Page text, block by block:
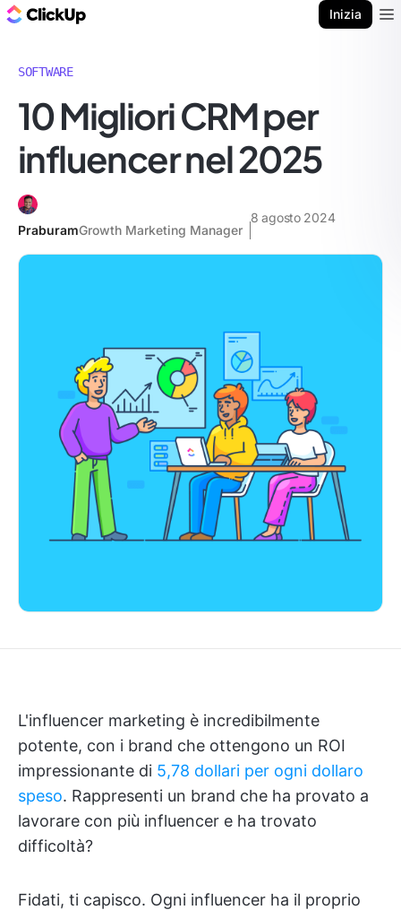
Inizia
SOFTWARE
10 Migliori CRM per
influencer nel 2025
PraburamGrowth Marketing Manager
8 agosto 2024
L'influencer marketing è incredibilmente
potente, con i brand che ottengono un ROI
impressionante di 5,78 dollari per ogni dollaro
speso. Rappresenti un brand che ha provato a
lavorare con più influencer e ha trovato
difficoltà?
Fidati, ti capisco. Ogni influencer ha il proprio